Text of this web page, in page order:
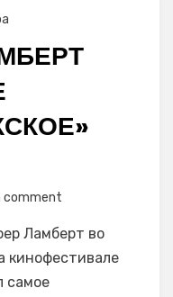
comment
Ламберт
выучил
Ламберт во
кинофестивале
самое